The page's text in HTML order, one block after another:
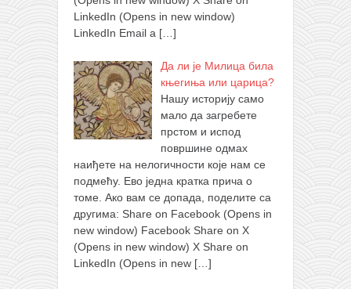
LinkedIn (Opens in new window)
LinkedIn Email a […]
Да ли је Милица била
књегиња или царица?
Нашу историју само
мало да загребете
прстом и испод
површине одмах
наиђете на нелогичности које нам се
подмећу. Ево једна кратка прича о
томе. Ако вам се допада, поделите са
другима: Share on Facebook (Opens in
new window) Facebook Share on X
(Opens in new window) X Share on
LinkedIn (Opens in new […]